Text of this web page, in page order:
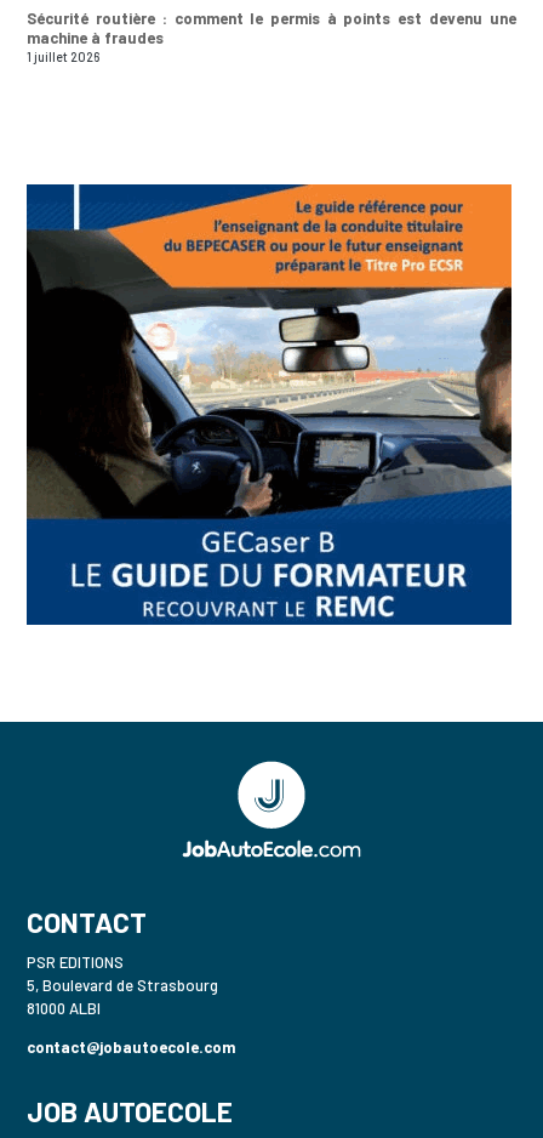
Sécurité routière : comment le permis à points est devenu une
machine à fraudes
1 juillet 2026
CONTACT
PSR EDITIONS
5, Boulevard de Strasbourg
81000 ALBI
contact@jobautoecole.com
JOB AUTOECOLE